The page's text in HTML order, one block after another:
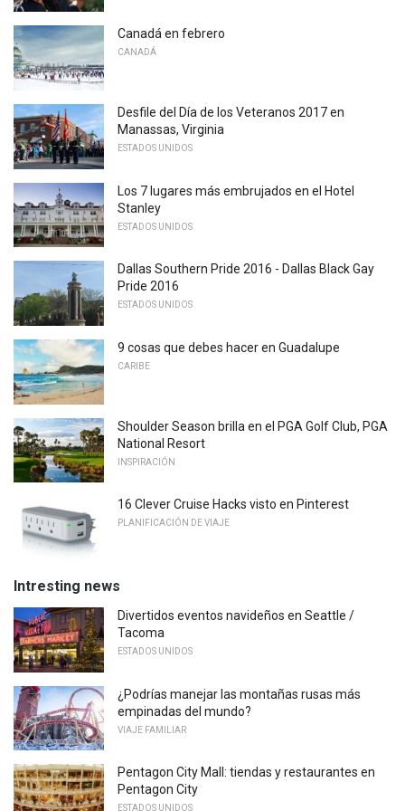
Canadá en febrero
CANADÁ
Desfile del Día de los Veteranos 2017 en
Manassas, Virginia
ESTADOS UNIDOS
Los 7 lugares más embrujados en el Hotel
Stanley
ESTADOS UNIDOS
Dallas Southern Pride 2016 - Dallas Black Gay
Pride 2016
ESTADOS UNIDOS
9 cosas que debes hacer en Guadalupe
CARIBE
Shoulder Season brilla en el PGA Golf Club, PGA
National Resort
INSPIRACIÓN
16 Clever Cruise Hacks visto en Pinterest
PLANIFICACIÓN DE VIAJE
Intresting news
Divertidos eventos navideños en Seattle /
Tacoma
ESTADOS UNIDOS
¿Podrías manejar las montañas rusas más
empinadas del mundo?
VIAJE FAMILIAR
Pentagon City Mall: tiendas y restaurantes en
Pentagon City
ESTADOS UNIDOS